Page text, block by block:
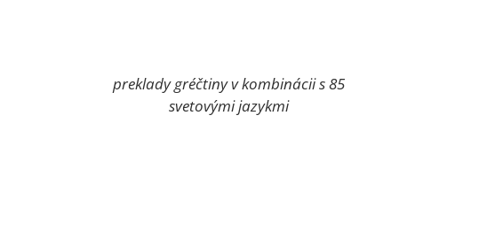
preklady gréčtiny v kombinácii s 85
svetovými jazykmi